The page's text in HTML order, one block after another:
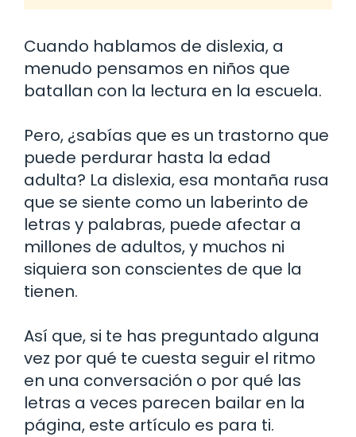
Cuando hablamos de dislexia, a
menudo pensamos en niños que
batallan con la lectura en la escuela.
Pero, ¿sabías que es un trastorno que
puede perdurar hasta la edad
adulta? La dislexia, esa montaña rusa
que se siente como un laberinto de
letras y palabras, puede afectar a
millones de adultos, y muchos ni
siquiera son conscientes de que la
tienen.
Así que, si te has preguntado alguna
vez por qué te cuesta seguir el ritmo
en una conversación o por qué las
letras a veces parecen bailar en la
página, este artículo es para ti.